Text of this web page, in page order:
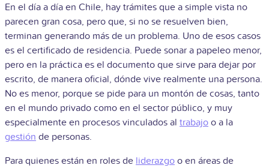
En el día a día en Chile, hay trámites que a simple vista no
parecen gran cosa, pero que, si no se resuelven bien,
terminan generando más de un problema. Uno de esos casos
es el certificado de residencia. Puede sonar a papeleo menor,
pero en la práctica es el documento que sirve para dejar por
escrito, de manera oficial, dónde vive realmente una persona.
No es menor, porque se pide para un montón de cosas, tanto
en el mundo privado como en el sector público, y muy
especialmente en procesos vinculados al trabajo o a la
gestión de personas.
Para quienes están en roles de liderazgo o en áreas de